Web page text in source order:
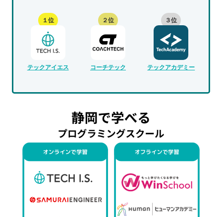
１位
テックアイエス
２位
コーチテック
３位
テックアカデミー